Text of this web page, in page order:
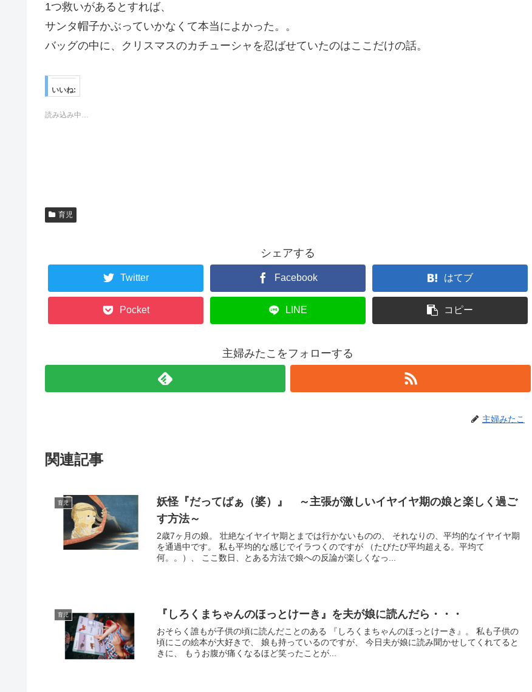
1つ救いがあるとすれば、
サンタ帽子かぶっていかなくて本当によかった。。
バッグの中に、クリスマスのカチューシャを忍ばせていたのはここだけの話。
いいね:
読み込み中…
育児
シェアする
Twitter Facebook はてブ
Pocket LINE コピー
主婦みたこをフォローする
主婦みたこ
関連記事
育児
妖怪『だってばぁ（婆）』 ～主張が激しいイヤイヤ期の娘と楽しく過ご
す方法～
2歳7ヶ月の娘。 壮絶なイヤイヤ期とまでは行かないものの、 それなりの、平均的なイヤイヤ期
を通過中です。 私も平均的な感じでイラつくのですが （たびたび平均超える。平均て
何。。）、 ここ数日、とある方法で娘への反論が楽しくなっ...
育児 『しろくまちゃんのほっとけーき』を夫が娘に読んだら・・・
おそらく誰もが子供の頃に読んだことのある 『しろくまちゃんのほっとけーき』。 私も子供の
頃にこの絵本が大好きで、 娘も持っているのですが、 今日夫が娘に読み聞かせしてくれてると
きに、 もうお腹が痛くなるほど笑ったことが...